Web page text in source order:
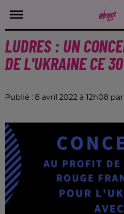
LUDRES : UN
DE L'UKRAINE CE
Publié : 8 avril 2022 à 12h08